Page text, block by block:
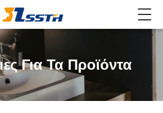
Για Τα Προϊόντα